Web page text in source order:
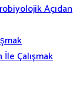
Açıdan
Çalışmak